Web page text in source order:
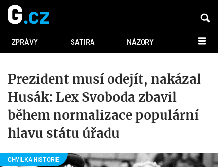
ZPRÁVY SATIRA NÁZORY DALŠÍ
Prezident musí odejít, nakázal
Husák: Lex Svoboda zbavil
během normalizace populární
hlavu státu úřadu